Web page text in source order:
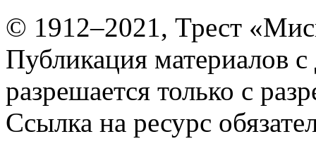
© 1912–2021, Трест
Публикация материалов
разрешается только с
Ссылка на ресурс